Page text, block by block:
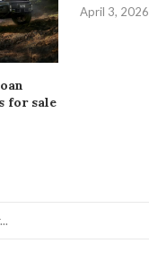
for sale
April 3, 2026